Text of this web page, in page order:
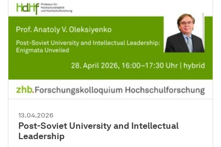
13.04.2026
Post-Soviet University and Intellectual
Leadership